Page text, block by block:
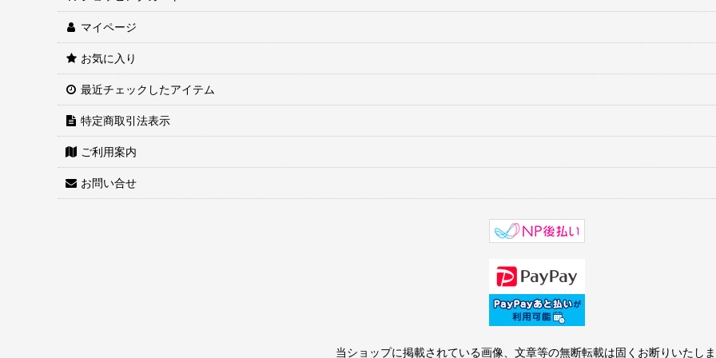
マイページ
お気に入り
最近チェックしたアイテム
特定商取引法表示
ご利用案内
お問い合せ
当ショップに掲載されている画像、文章等の無断転載は固くお断りいたし